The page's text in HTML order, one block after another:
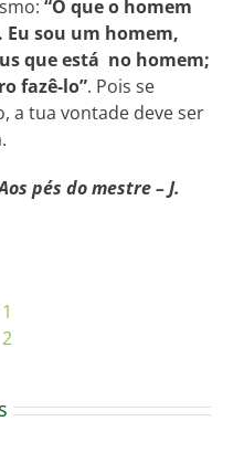
“O que o homem
Eu sou um homem,
que está no homem;
fazê-lo”. Pois se
a tua vontade deve ser
pés do mestre – J.